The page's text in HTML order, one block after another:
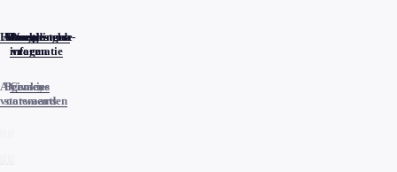
Home
Actueel
Uitzendingen
Reacties
Programma-
informatie
Veelgestelde
vragen
Algemene
voorwaarden
Privacy
statements
Cookies